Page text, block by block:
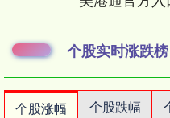
个股实时涨跌榜
个股涨幅 个股跌幅